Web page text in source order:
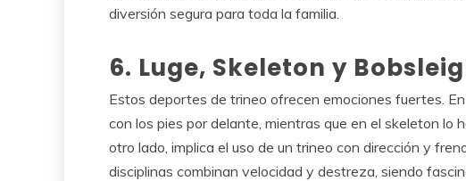
diversión segura para toda la familia.
6. Luge, Skeleton y
Estos deportes de trineo ofrecen emociones fuertes.
con los pies por delante, mientras que en el skeleton lo
otro lado, implica el uso de un trineo con dirección y
disciplinas combinan velocidad y destreza, siendo